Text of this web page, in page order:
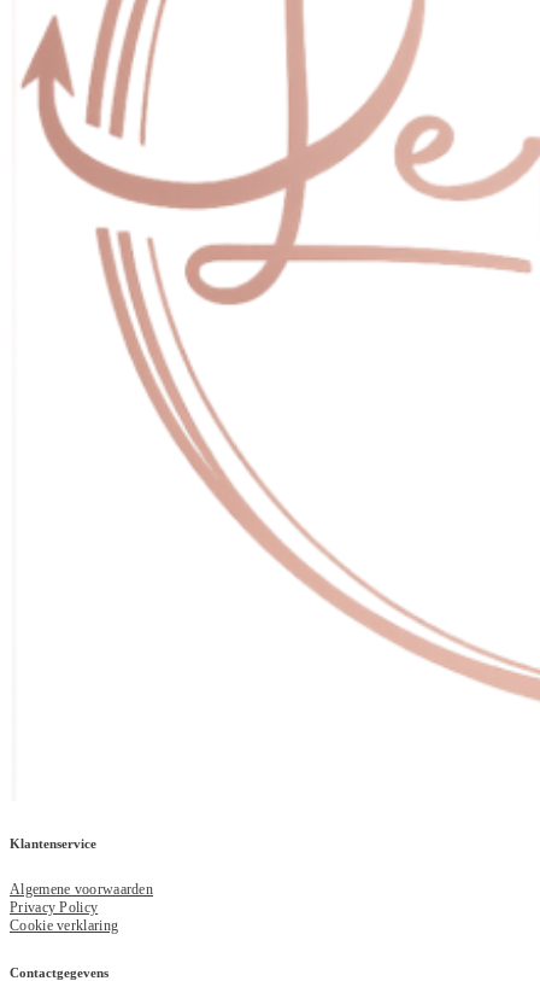
Klantenservice
Algemene voorwaarden
Privacy Policy
Cookie verklaring
Contactgegevens